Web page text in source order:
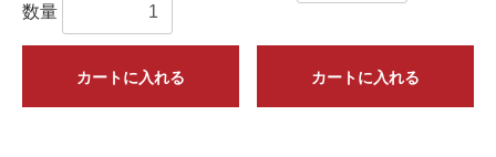
数量
カートに入れる カートに入れる